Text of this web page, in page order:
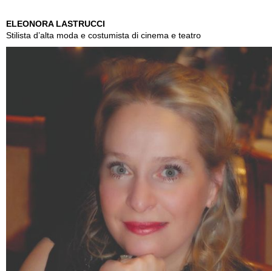
ELEONORA LASTRUCCI
Stilista d’alta moda e costumista di cinema e teatro